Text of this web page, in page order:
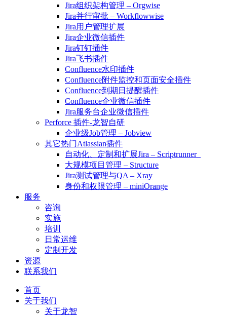
Jira组织架构管理 – Orgwise
Jira并行审批 – Workflowwise
Jira用户管理扩展
Jira企业微信插件
Jira钉钉插件
Jira飞书插件
Confluence水印插件
Confluence附件监控和页面安全插件
Confluence到期日提醒插件
Confluence企业微信插件
Jira服务台企业微信插件
Perforce 插件-龙智自研
企业级Job管理 – Jobview
其它热门Atlassian插件
自动化、定制和扩展Jira – Scriptrunner
大规模项目管理 – Structure
Jira测试管理与QA – Xray
身份和权限管理 – miniOrange
服务
咨询
实施
培训
日常运维
定制开发
资源
联系我们
首页
关于我们
关于龙智